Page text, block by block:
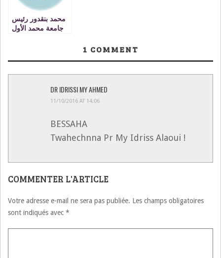
محمد بنقدور رئيس
جامعة محمد الأول
1 COMMENT
DR IDRISSI MY AHMED
11/10/2016 AT 14:06
BESSAHA
Twahechnna Pr My Idriss Alaoui !
COMMENTER L'ARTICLE
Votre adresse e-mail ne sera pas publiée. Les champs obligatoires
sont indiqués avec *